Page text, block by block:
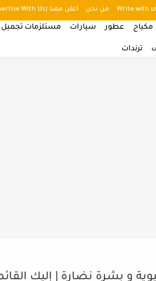
من نحن أعلن معنا (Advertise With Us)
مكياج عطور سيارات مستلزمات تجميل
ترندات
و بشرة نضارة | إليك